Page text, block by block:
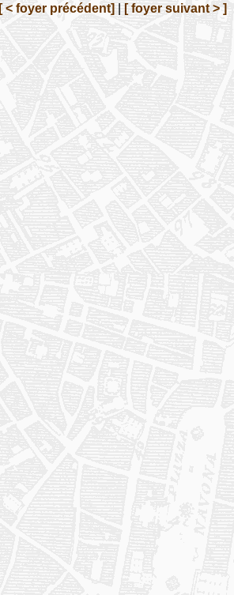
[ < foyer précédent] [ foyer suivant > ]